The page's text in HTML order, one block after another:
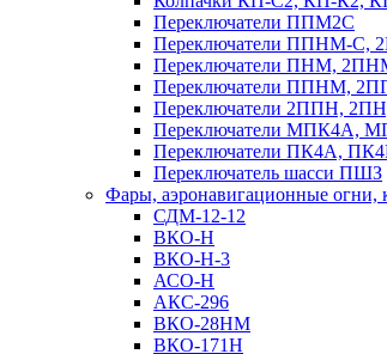
Переключатели ППМ2С
Переключатели ППНМ-
Переключатели ПНМ,
Переключатели ППНМ,
Переключатели 2ППН,
Переключатели МПК4А,
Переключатели ПК4А,
Переключатель шасси ПШЗ
Фары, аэронавигационные огни,
СДМ-12-12
ВКО-Н
ВКО-Н-3
АСО-Н
АКС-296
ВКО-28НМ
ВКО-171Н